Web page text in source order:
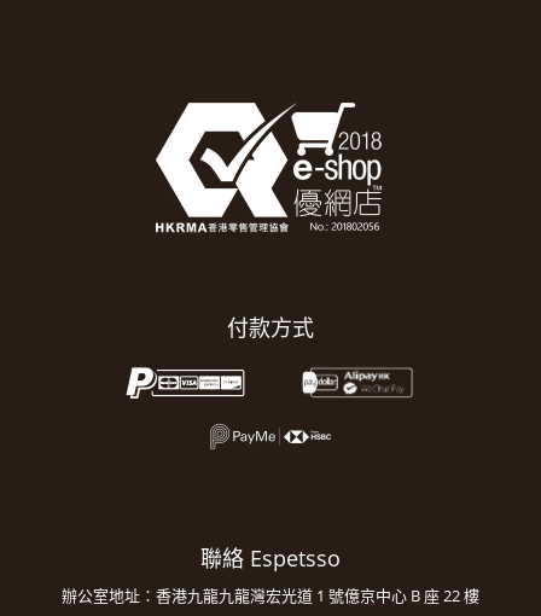
付款方式
聯絡 Espetsso
辦公室地址：香港九龍九龍灣宏光道 1 號億京中心 B 座 22 樓